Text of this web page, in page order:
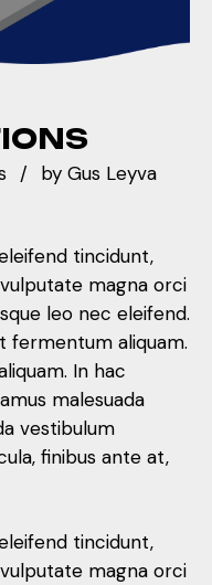
by Gus Leyva
tincidunt,
magna orci
leo nec eleifend.
fermentum aliquam.
In hac
malesuada
vestibulum
finibus ante at,
tincidunt,
magna orci